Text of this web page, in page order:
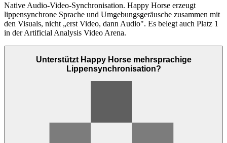
Native Audio-Video-Synchronisation. Happy Horse erzeugt
lippensynchrone Sprache und Umgebungsgeräusche zusammen mit
den Visuals, nicht „erst Video, dann Audio". Es belegt auch Platz 1
in der Artificial Analysis Video Arena.
Unterstützt Happy Horse mehrsprachige
Lippensynchronisation?